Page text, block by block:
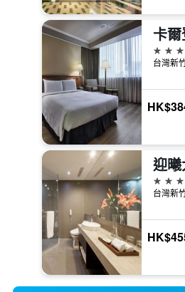
4星級
台灣新
迎
3星級
台灣新